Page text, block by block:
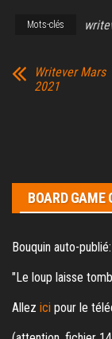
Mots-clés
Writever Mars
2021
BOARD GAME
Bouquin auto-publié:
"Le loup laisse
Allez ici pour le